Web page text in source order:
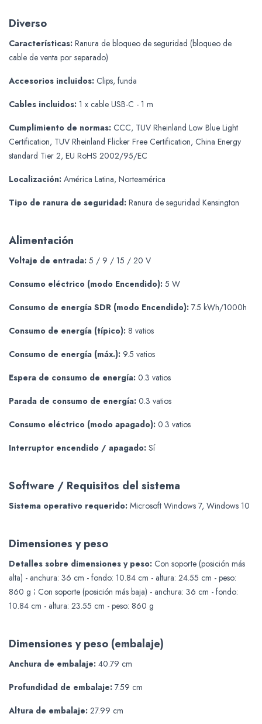
Diverso
Características: Ranura de bloqueo de seguridad (bloqueo de
cable de venta por separado)
Accesorios incluidos: Clips, funda
Cables incluidos: 1 x cable USB-C - 1 m
Cumplimiento de normas: CCC, TUV Rheinland Low Blue Light
Certification, TUV Rheinland Flicker Free Certification, China Energy
standard Tier 2, EU RoHS 2002/95/EC
Localización: América Latina, Norteamérica
Tipo de ranura de seguridad: Ranura de seguridad Kensington
Alimentación
Voltaje de entrada: 5 / 9 / 15 / 20 V
Consumo eléctrico (modo Encendido): 5 W
Consumo de energía SDR (modo Encendido): 7.5 kWh/1000h
Consumo de energía (típico): 8 vatios
Consumo de energía (máx.): 9.5 vatios
Espera de consumo de energía: 0.3 vatios
Parada de consumo de energía: 0.3 vatios
Consumo eléctrico (modo apagado): 0.3 vatios
Interruptor encendido / apagado: Sí
Software / Requisitos del sistema
Sistema operativo requerido: Microsoft Windows 7, Windows 10
Dimensiones y peso
Detalles sobre dimensiones y peso: Con soporte (posición más
alta) - anchura: 36 cm - fondo: 10.84 cm - altura: 24.55 cm - peso:
860 g ¦ Con soporte (posición más baja) - anchura: 36 cm - fondo:
10.84 cm - altura: 23.55 cm - peso: 860 g
Dimensiones y peso (embalaje)
Anchura de embalaje: 40.79 cm
Profundidad de embalaje: 7.59 cm
Altura de embalaje: 27.99 cm